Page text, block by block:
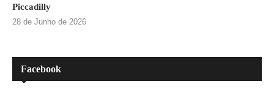
Piccadilly
28 de Junho de 2026
Facebook